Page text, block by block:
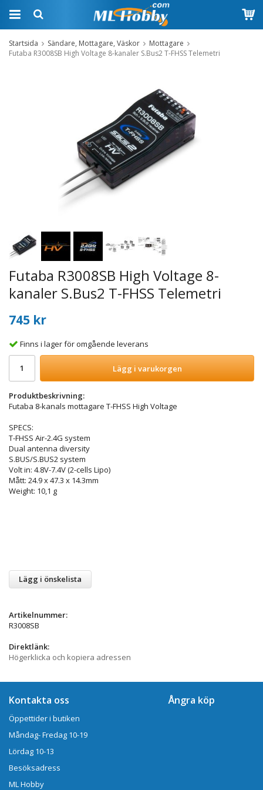
Startsida Sändare, Mottagare, Väskor
Mottagare
Futaba R3008SB High Voltage 8-kanaler S.Bus2 T-FHSS Telemetri
Futaba R3008SB High Voltage 8-
kanaler S.Bus2 T-FHSS Telemetri
745 kr
Finns i lager för omgående leverans
Lägg i varukorgen
Produktbeskrivning:
Futaba 8-kanals mottagare T-FHSS High Voltage
SPECS:
T-FHSS Air-2.4G system
Dual antenna diversity
S.BUS/S.BUS2 system
Volt in: 4.8V-7.4V (2-cells Lipo)
Mått: 24.9 x 47.3 x 14.3mm
Weight: 10,1 g
Lägg i önskelista
Artikelnummer:
R3008SB
Direktlänk:
Högerklicka och kopiera adressen
Kontakta oss
Öppettider i butiken
Måndag- Fredag 10-19
Lördag 10-13
Besöksadress
ML Hobby
Ångra köp